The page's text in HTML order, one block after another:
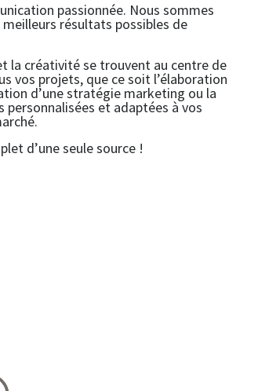
passionnée. Nous sommes
résultats possibles de
la créativité se trouvent au centre de
vos projets, que ce soit l’élaboration
d’une stratégie marketing ou la
et adaptées à vos
d’une seule source !